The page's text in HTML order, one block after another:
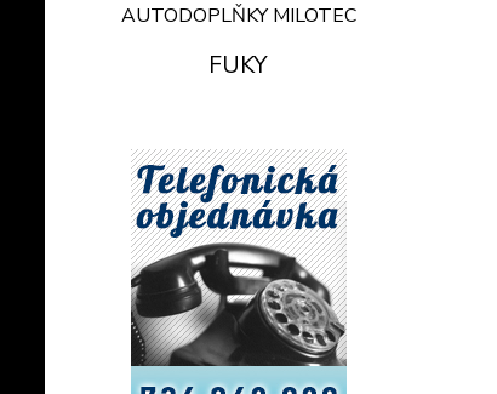
AUTODOPLŇKY MILOTEC
FUKY